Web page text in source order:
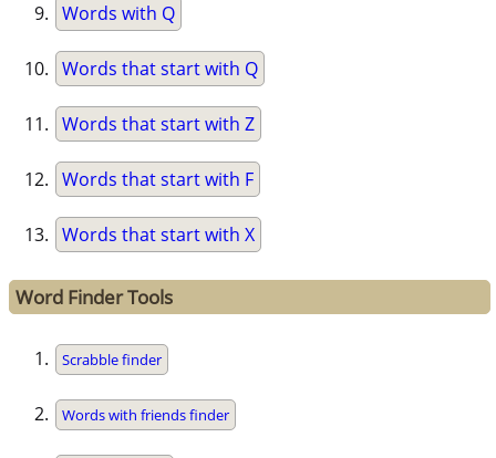
Words with Q
Words that start with Q
Words that start with Z
Words that start with F
Words that start with X
Word Finder Tools
Scrabble finder
Words with friends finder